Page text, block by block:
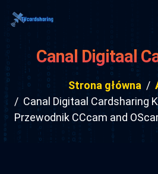
Canal Digitaal
Konfiguracja:
and
Strona główna
Canal Digitaal Cardsharing
Przewodnik CCcam and